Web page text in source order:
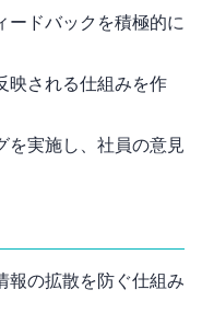
ードバックを積極的に
映される仕組みを作
グを実施し、社員の意見
報の拡散を防ぐ仕組み